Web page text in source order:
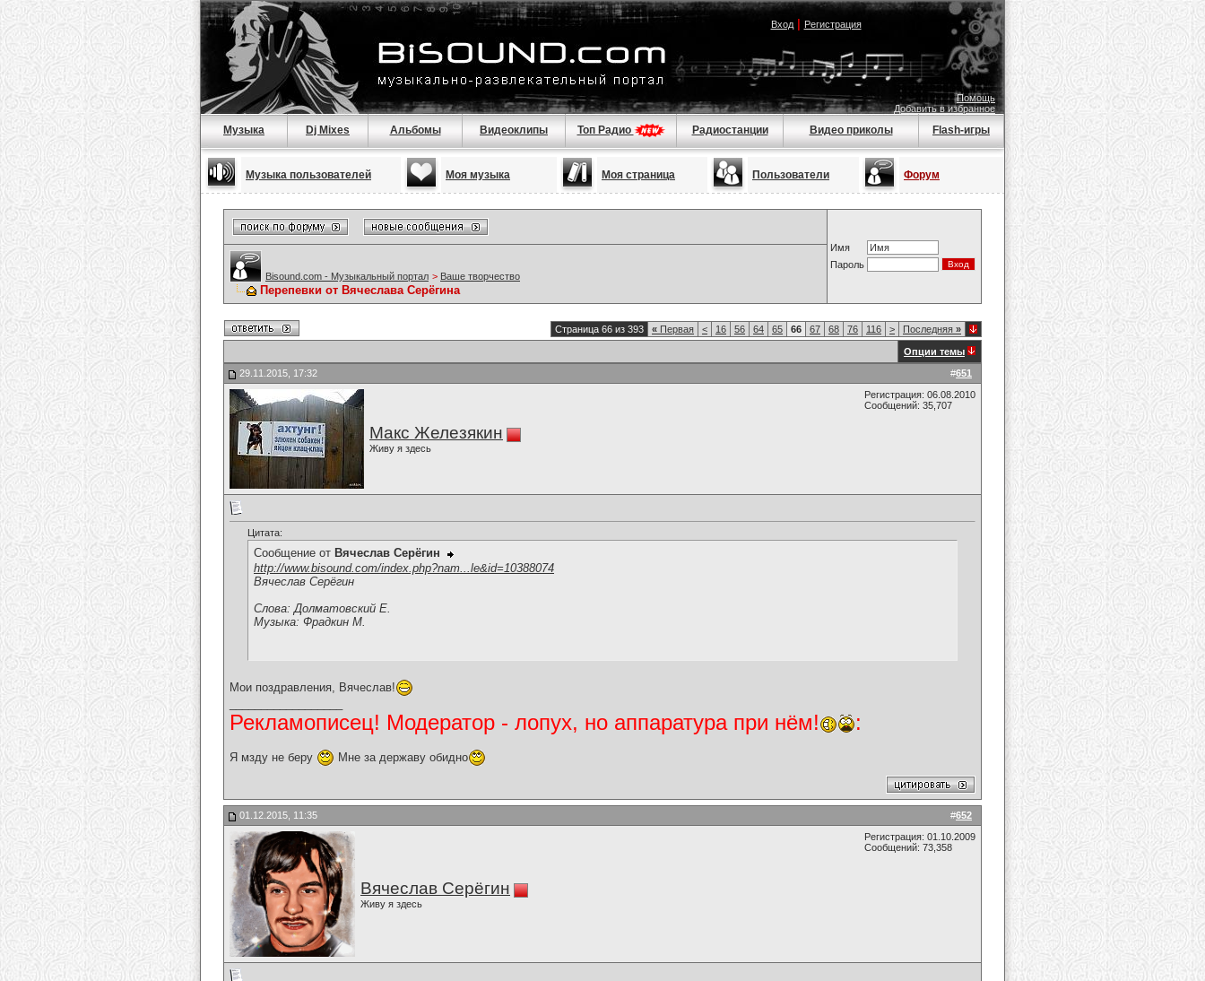
Вход| Регистрация
Помощь
Добавить в избранное
Музыка Dj Mixes Альбомы Видеоклипы Топ Радио Радиостанции Видео приколы Flash-игры
Музыка пользователей Моя музыка Моя страница Пользователи Форум
Имя
Пароль
Bisound.com - Музыкальный портал > Ваше творчество
Перепевки от Вячеслава Серёгина
Страница 66 из 393 « Первая < 16 56 64 65 66 67 68 76 116 > Последняя »
Опции темы
#651
29.11.2015, 17:32
Макс Железякин
Живу я здесь
Регистрация: 06.08.2010
Сообщений: 35,707
Цитата:
Сообщение от Вячеслав Серёгин
http://www.bisound.com/index.php?nam...le&id=10388074
Вячеслав Серёгин
Слова: Долматовский Е.
Музыка: Фрадкин М.
Мои поздравления, Вячеслав!
Рекламописец! Модератор - лопух, но аппаратура при нём! :
Я мзду не беру Мне за державу обидно
#652
01.12.2015, 11:35
Вячеслав Серёгин
Живу я здесь
Регистрация: 01.10.2009
Сообщений: 73,358